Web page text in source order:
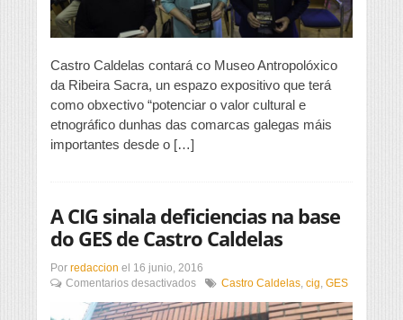
Castro Caldelas contará co Museo Antropolóxico
da Ribeira Sacra, un espazo expositivo que terá
como obxectivo “potenciar o valor cultural e
etnográfico dunhas das comarcas galegas máis
importantes desde o […]
A CIG sinala deficiencias na base
do GES de Castro Caldelas
Por redaccion el 16 junio, 2016
Comentarios desactivadosen
CIG
Castro Caldelas cig GES